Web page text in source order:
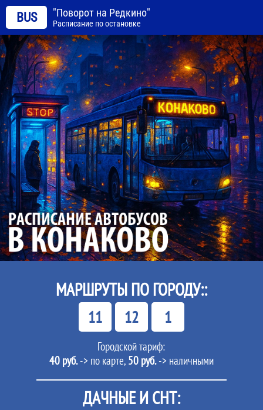
BUS "Поворот на Редкино"
Расписание по остановке
МАРШРУТЫ ПО ГОРОДУ::
11 12 1
Городской тариф:
40 руб.-> по карте, 50 руб.-> наличными
ДАЧНЫЕ И СНТ: